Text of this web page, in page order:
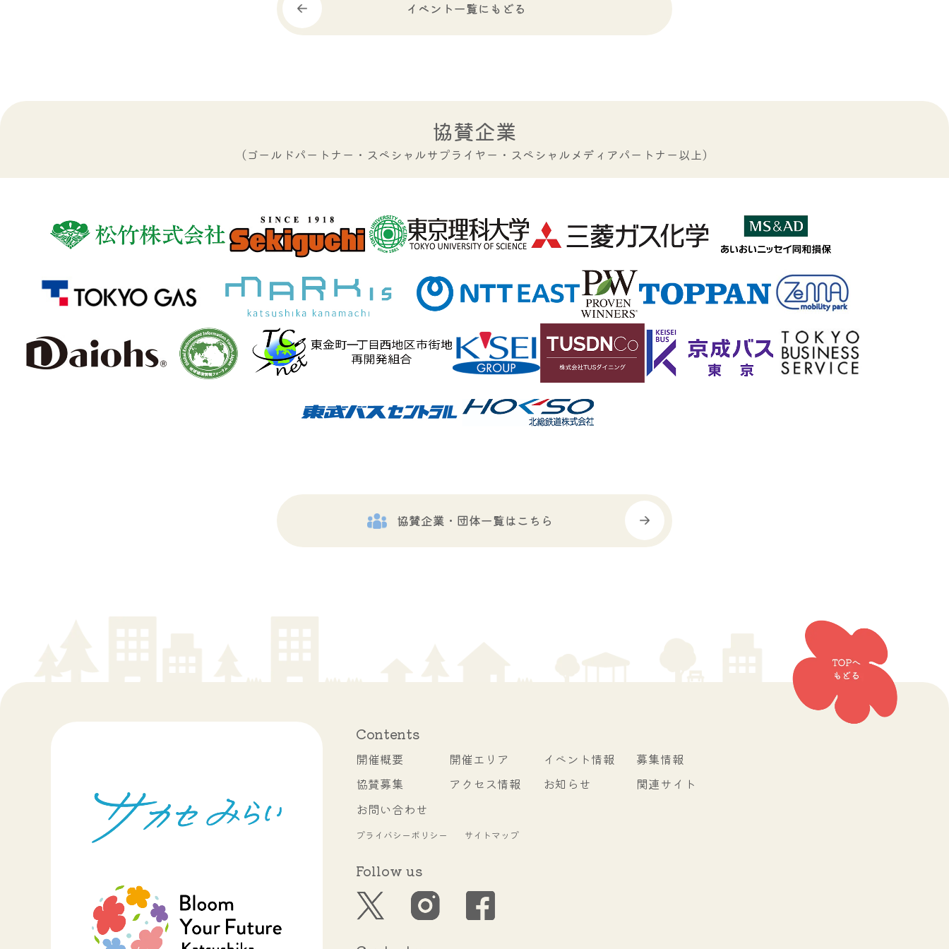
イベント一覧にもどる
協賛企業
（ゴールドパートナー・スペシャルサプライヤー・ スペシャルメディアパートナー以上）
協賛企業・団体一覧はこちら
Contents
開催概要 開催エリア イベント情報
募集情報
協賛募集
アクセス情報 お知らせ
関連サイト
お問い合わせ
プライバシーポリシー サイトマップ
Follow us